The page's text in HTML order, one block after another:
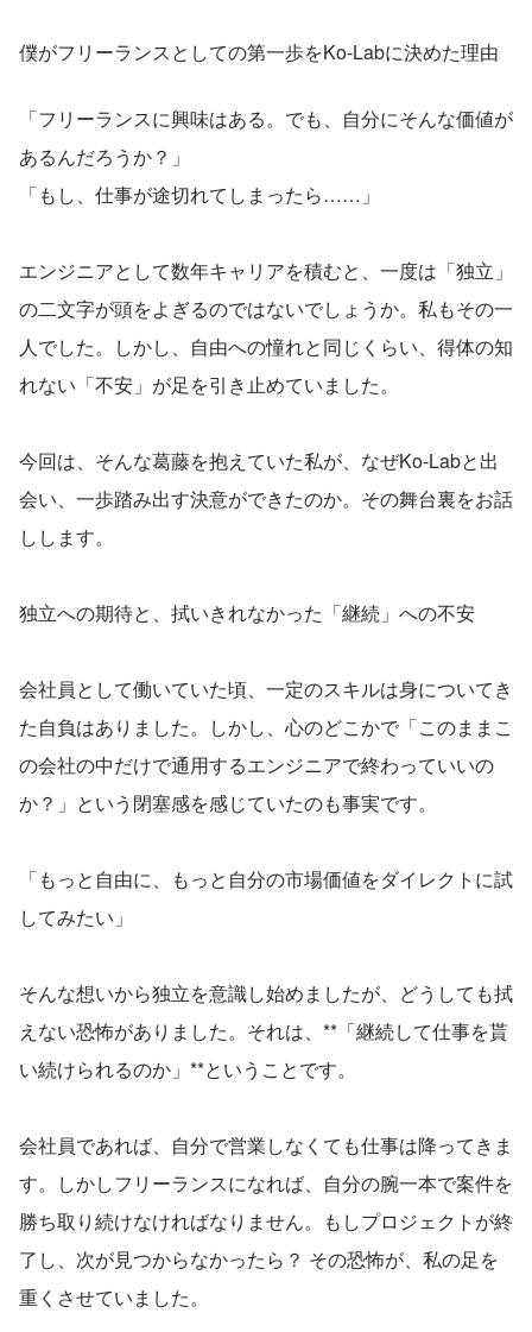
僕がフリーランスとしての第一歩をKo-Labに決めた理由
「フリーランスに興味はある。でも、自分にそんな価値が
あるんだろうか？」
「もし、仕事が途切れてしまったら……」
エンジニアとして数年キャリアを積むと、一度は「独立」
の二文字が頭をよぎるのではないでしょうか。私もその一
人でした。しかし、自由への憧れと同じくらい、得体の知
れない「不安」が足を引き止めていました。
今回は、そんな葛藤を抱えていた私が、なぜKo-Labと出
会い、一歩踏み出す決意ができたのか。その舞台裏をお話
しします。
独立への期待と、拭いきれなかった「継続」への不安
会社員として働いていた頃、一定のスキルは身についてき
た自負はありました。しかし、心のどこかで「このままこ
の会社の中だけで通用するエンジニアで終わっていいの
か？」という閉塞感を感じていたのも事実です。
「もっと自由に、もっと自分の市場価値をダイレクトに試
してみたい」
そんな想いから独立を意識し始めましたが、どうしても拭
えない恐怖がありました。それは、**「継続して仕事を貰
い続けられるのか」**ということです。
会社員であれば、自分で営業しなくても仕事は降ってきま
す。しかしフリーランスになれば、自分の腕一本で案件を
勝ち取り続けなければなりません。もしプロジェクトが終
了し、次が見つからなかったら？ その恐怖が、私の足を
重くさせていました。